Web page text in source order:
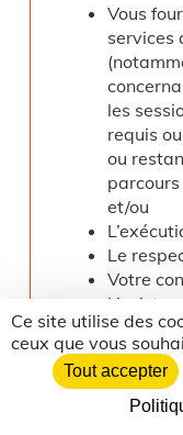
Ce site utilise des
ceux que vous
Tout accepter
Vous
services
les
requis
ou
et/ou
Le
Votre
l’Union